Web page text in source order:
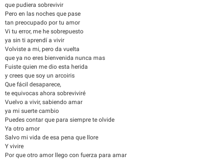
que pudiera sobrevivir
Pero en las noches que pase
tan preocupado por tu amor
Vi tu error, me he sobrepuesto
ya sin ti aprendí a vivir
Volviste a mi, pero da vuelta
que ya no eres bienvenida nunca mas
Fuiste quien me dio esta herida
y crees que soy un arcoiris
Que fácil desaparece,
te equivocas ahora sobreviviré
Vuelvo a vivir, sabiendo amar
ya mi suerte cambio
Puedes contar que para siempre te olvide
Ya otro amor
Salvo mi vida de esa pena que llore
Y vivire
Por que otro amor llego con fuerza para amar